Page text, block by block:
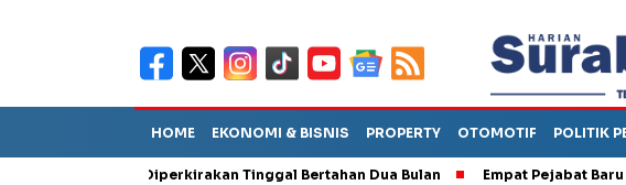
HOME EKONOMI & BISNIS PROPERTY OTOMOTIF POLITIK
Sebut TPA Diperkirakan Tinggal Bertahan Dua Bulan Empat Pejabat Baru ESDM,